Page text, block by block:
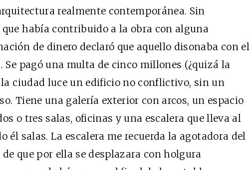
realmente contemporánea. Sin
había contribuido a la obra con alguna
de dinero declaró que aquello disonaba con el
Se pagó una multa de cinco millones (¿quizá la
la ciudad luce un edificio no conflictivo, sin un
Tiene una galería exterior con arcos, un espacio
o tres salas, oficinas y una escalera que lleva al
él salas. La escalera me recuerda la agotadora del
que por ella se desplazara con holgura